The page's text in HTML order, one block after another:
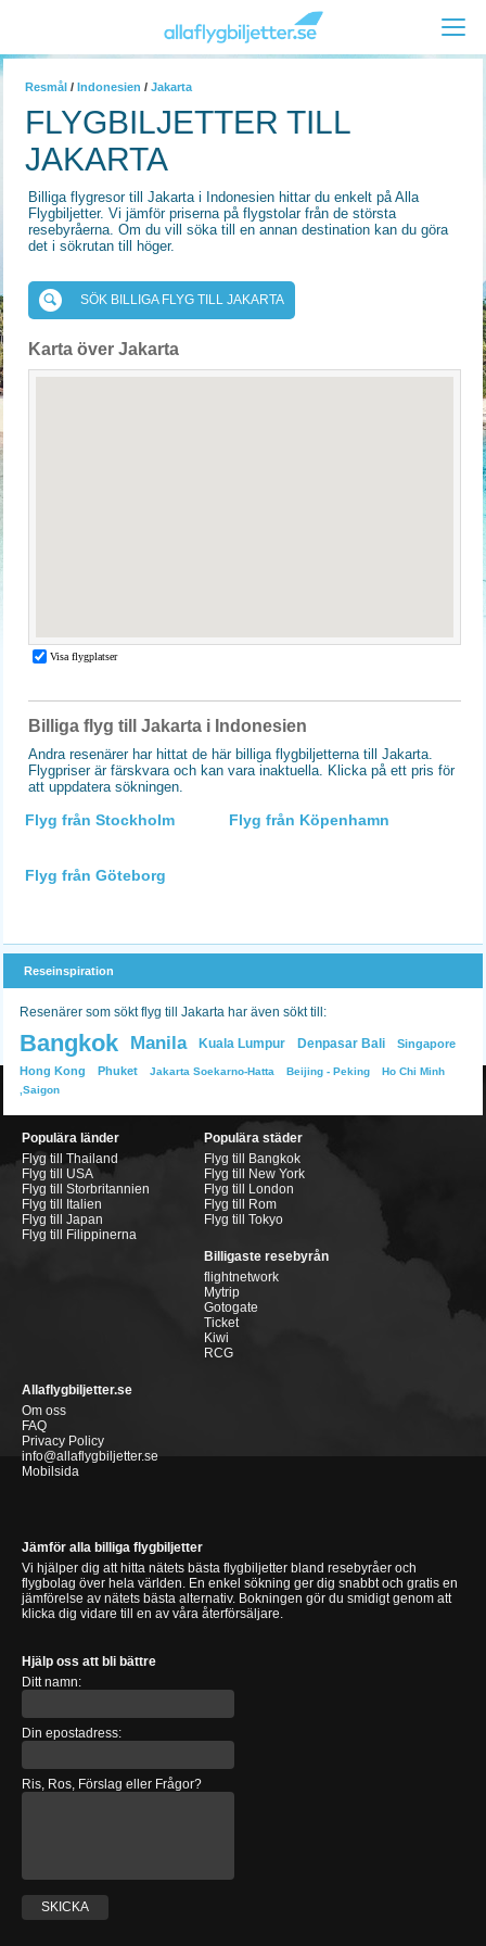
Resmål / Indonesien / Jakarta
FLYGBILJETTER TILL
JAKARTA
Billiga flygresor till Jakarta i Indonesien hittar du enkelt på Alla
Flygbiljetter. Vi jämför priserna på flygstolar från de största
resebyråerna. Om du vill söka till en annan destination kan du göra
det i sökrutan till höger.
SÖK BILLIGA FLYG TILL JAKARTA
Karta över Jakarta
Billiga flyg till Jakarta i Indonesien
Andra resenärer har hittat de här billiga flygbiljetterna till Jakarta.
Flygpriser är färskvara och kan vara inaktuella. Klicka på ett pris för
att uppdatera sökningen.
Flyg från Stockholm Flyg från Köpenhamn
Flyg från Göteborg
Reseinspiration
Resenärer som sökt flyg till Jakarta har även sökt till:
Bangkok Manila Kuala Lumpur Denpasar Bali Singapore
Hong Kong Phuket Jakarta Soekarno-Hatta Beijing - Peking
Ho Chi Minh
,Saigon
Populära länder
Flyg till Thailand
Flyg till USA
Flyg till Storbritannien
Flyg till Italien
Flyg till Japan
Flyg till Filippinerna
Populära städer
Flyg till Bangkok
Flyg till New York
Flyg till London
Flyg till Rom
Flyg till Tokyo
Billigaste resebyrån
flightnetwork
Mytrip
Gotogate
Ticket
Kiwi
RCG
Allaflygbiljetter.se
Om oss
FAQ
Privacy Policy
info@allaflygbiljetter.se
Mobilsida
Jämför alla billiga flygbiljetter
Vi hjälper dig att hitta nätets bästa flygbiljetter bland resebyråer och
flygbolag över hela världen. En enkel sökning ger dig snabbt och gratis en
jämförelse av nätets bästa alternativ. Bokningen gör du smidigt genom att
klicka dig vidare till en av våra återförsäljare.
Hjälp oss att bli bättre
Ditt namn:
Din epostadress:
Ris, Ros, Förslag eller Frågor?
SKICKA